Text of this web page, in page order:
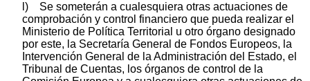
l) Se someterán a cualesquiera otras actuaciones de
comprobación y control financiero que pueda realizar el
Ministerio de Política Territorial u otro órgano designado
por este, la Secretaría General de Fondos Europeos, la
Intervención General de la Administración del Estado, el
Tribunal de Cuentas, los órganos de control de la